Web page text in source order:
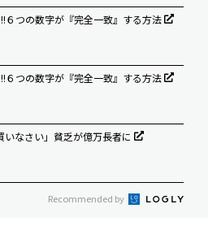
６つの数字が『完全一致』する方法
６つの数字が『完全一致』する方法
いなさい」貧乏が億万長者に
Recommended by